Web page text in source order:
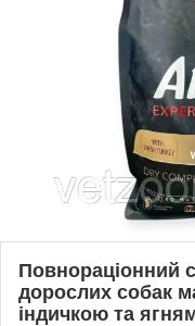
Повнораціонний
дорослих собак
індичкою та